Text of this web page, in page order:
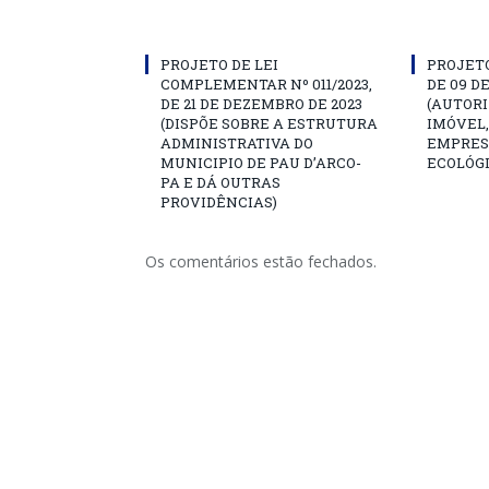
PROJETO DE LEI
COMPLEMENTAR Nº 011/2023,
DE 21 DE DEZEMBRO DE 2023
(DISPÕE SOBRE A ESTRUTURA
ADMINISTRATIVA DO
MUNICIPIO DE PAU D’ARCO-
PA E DÁ OUTRAS
PROVIDÊNCIAS)
DE 09
Os comentários estão fechados.